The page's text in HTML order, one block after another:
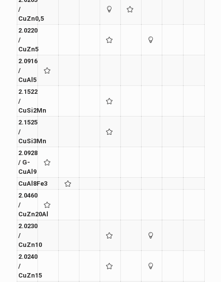
/
CuZn0,5
2.0220
/
CuZn5
2.0916
/
CuAl5
2.1522
/
CuSi2Mn
2.1525
/
CuSi3Mn
2.0928
/ G-
CuAl9
CuAl8Fe3
2.0460
/
CuZn20Al
2.0230
/
CuZn10
2.0240
/
CuZn15